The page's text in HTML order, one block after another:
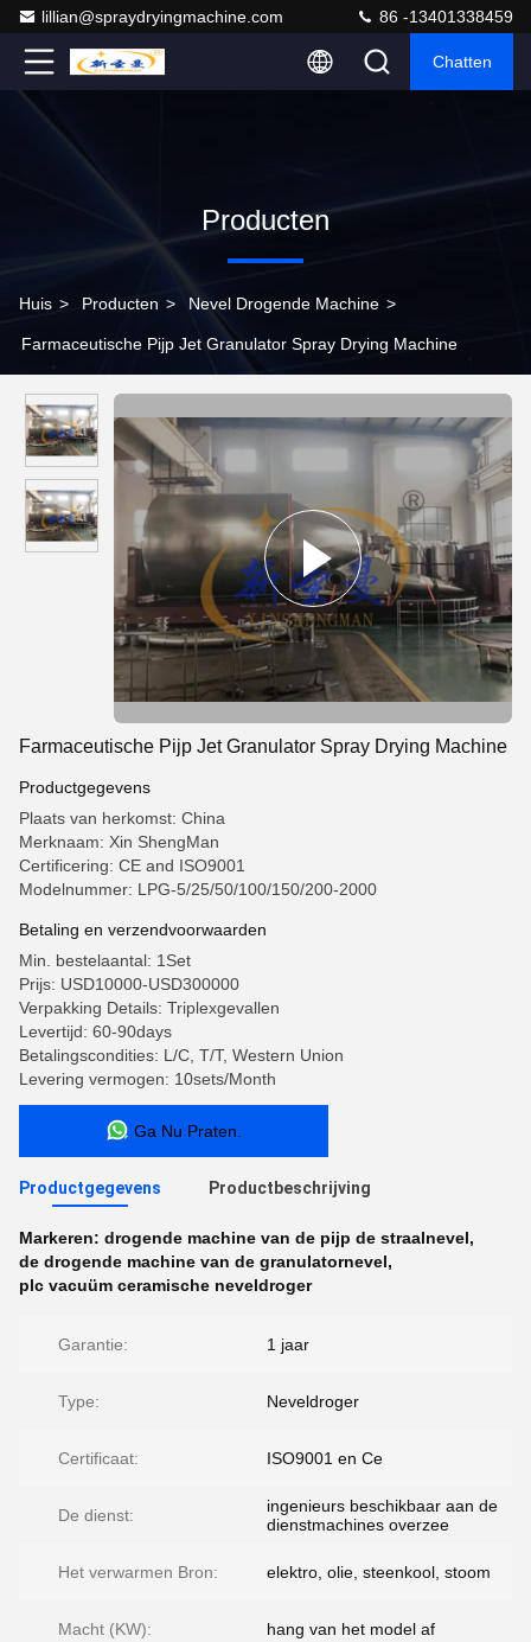
lillian@spraydryingmachine.com 86 -13401338459
Chatten
Producten
Huis > Producten > Nevel Drogende Machine >
Farmaceutische Pijp Jet Granulator Spray Drying Machine
Farmaceutische Pijp Jet Granulator Spray Drying Machine
Productgegevens
Plaats van herkomst: China
Merknaam: Xin ShengMan
Certificering: CE and ISO9001
Modelnummer: LPG-5/25/50/100/150/200-2000
Betaling en verzendvoorwaarden
Min. bestelaantal: 1Set
Prijs: USD10000-USD300000
Verpakking Details: Triplexgevallen
Levertijd: 60-90days
Betalingscondities: L/C, T/T, Western Union
Levering vermogen: 10sets/Month
Ga Nu Praten.
Productgegevens Productbeschrijving
Markeren: drogende machine van de pijp de straalnevel,
de drogende machine van de granulatornevel,
plc vacuüm ceramische neveldroger
Garantie: 1 jaar
Type: Neveldroger
Certificaat: ISO9001 en Ce
De dienst:
ingenieurs beschikbaar aan de
dienstmachines overzee
Het verwarmen Bron: elektro, olie, steenkool, stoom
Macht (KW): hang van het model af